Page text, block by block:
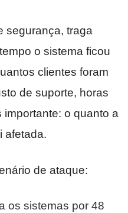
segurança, traga
o sistema ficou
clientes foram
de suporte, horas
o quanto a
afetada.
de ataque:
os sistemas por 48